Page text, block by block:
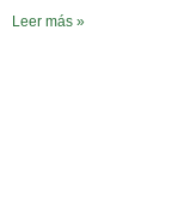
Leer más »